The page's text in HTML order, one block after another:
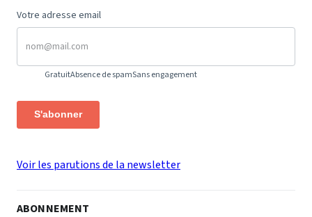
Votre adresse email
GratuitAbsence de spamSans engagement
S'abonner
Voir les parutions de la newsletter
ABONNEMENT